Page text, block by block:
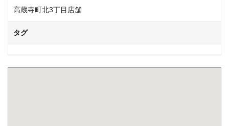
高蔵寺町北3丁目店舗
タグ